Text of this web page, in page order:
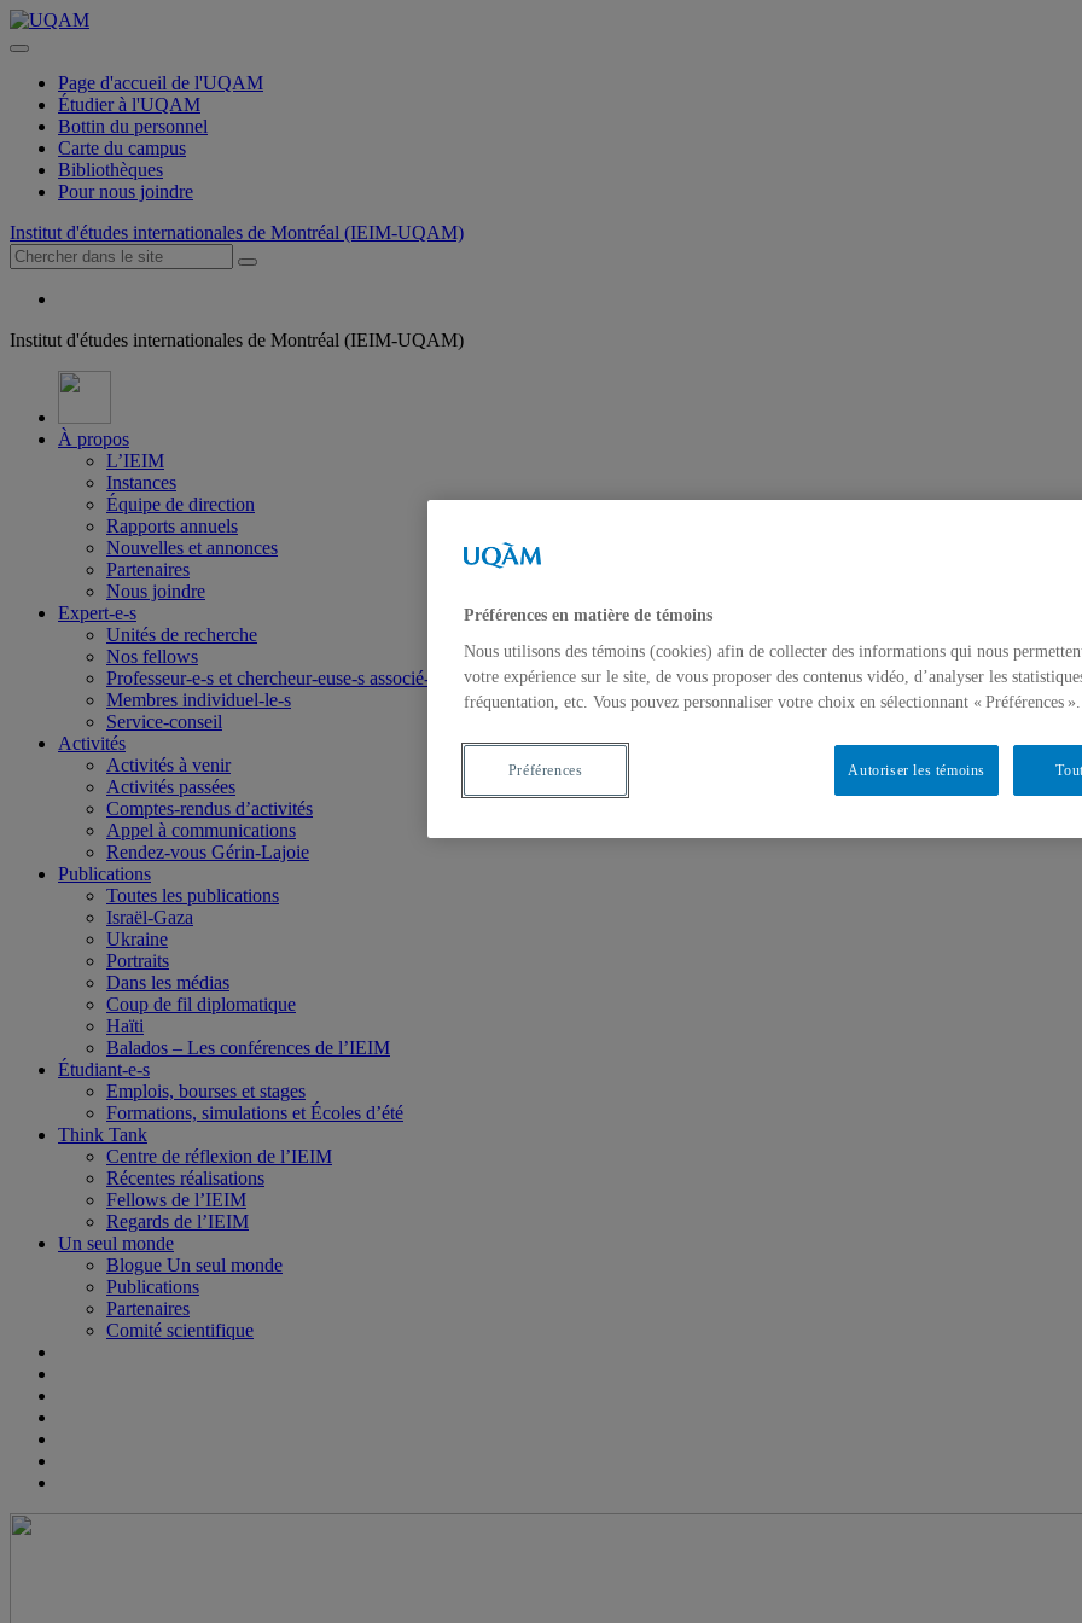
Page d'accueil de l'UQAM
Étudier à l'UQAM
Bottin du personnel
Carte du campus
Bibliothèques
Pour nous joindre
Institut d'études internationales de Montréal (IEIM-UQAM)
Institut d'études internationales de Montréal (IEIM-UQAM)
À propos
L’IEIM
Instances
Équipe de direction
Rapports annuels
Nouvelles et annonces
Partenaires
Nous joindre
Expert-e-s
Unités de recherche
Nos fellows
Professeur-e-s et chercheur-euse-s associé-e-s
Membres individuel-le-s
Service-conseil
Activités
Activités à venir
Activités passées
Comptes-rendus d’activités
Appel à communications
Rendez-vous Gérin-Lajoie
Publications
Toutes les publications
Israël-Gaza
Ukraine
Portraits
Dans les médias
Coup de fil diplomatique
Haïti
Balados – Les conférences de l’IEIM
Étudiant-e-s
Emplois, bourses et stages
Formations, simulations et Écoles d’été
Think Tank
Centre de réflexion de l’IEIM
Récentes réalisations
Fellows de l’IEIM
Regards de l’IEIM
Un seul monde
Blogue Un seul monde
Publications
Partenaires
Comité scientifique
Préférences en matière de témoins
Nous utilisons des témoins (cookies) afin de collecter des informations qui nous
votre expérience sur le site, de vous proposer des contenus vidéo, d’analyser les
fréquentation, etc. Vous pouvez personnaliser votre choix en sélectionnant « Préférences ».
Autoriser les témoins
Préférences